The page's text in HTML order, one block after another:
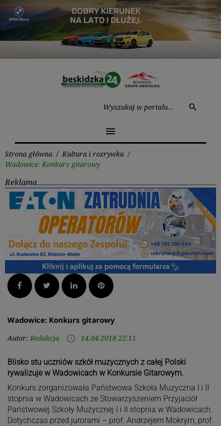
Przejdź
treści
search
menu
Strona główna / Kultura i rozrywka /
Wadowice: Konkurs gitarowy
Reklama
Facebook Twitter LinkedInPinterest
Wadowice: Konkurs gitarowy
Autor: Redakcja access_time 14.04.2018 22:11
Blisko stu uczniów szkół muzycznych z całej Polski
rywalizuje w Wadowicach w Konkursie Gitarowym.
Konkurs zorganizowała Państwowa Szkoła Muzyczna I i II
stopnia w Wadowicach ze Stowarzyszeniem Przyjaciół
Państwowej Szkoły Muzycznej I i II stopnia w Wadowicach.
Dotychczas przed jurorami – prof. Andrzejem Mokrym, prof.